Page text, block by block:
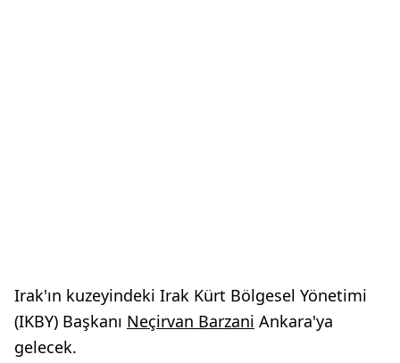
Irak'ın kuzeyindeki Irak Kürt Bölgesel Yönetimi
(IKBY) Başkanı Neçirvan Barzani Ankara'ya
gelecek.